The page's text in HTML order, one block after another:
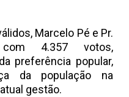
Marcelo Pé e Pr.
4.357 votos,
preferência popular,
da população na
gestão.